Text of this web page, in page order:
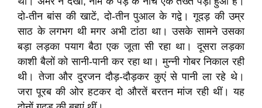
दो-तीन बांस की खाटें, दो-तीन पुआल के गद्वे। गूदड़ की उम्र
साठ के लगभग थी मगर अभी टांठा था। उसके सामने उसका
बड़ा लड़का पयाग बैठा एक जूता सी रहा था। दूसरा लड़का
काशी बैलों को सानी-पानी कर रहा था। मुन्नी गोबर निकाल रही
थी। तेजा और दुरजन दौड़-दौड़कर कुएं से पानी ला रहे थे।
जरा पूरब की ओर हटकर दो औरतें बरतन मांज रही थीं। यह